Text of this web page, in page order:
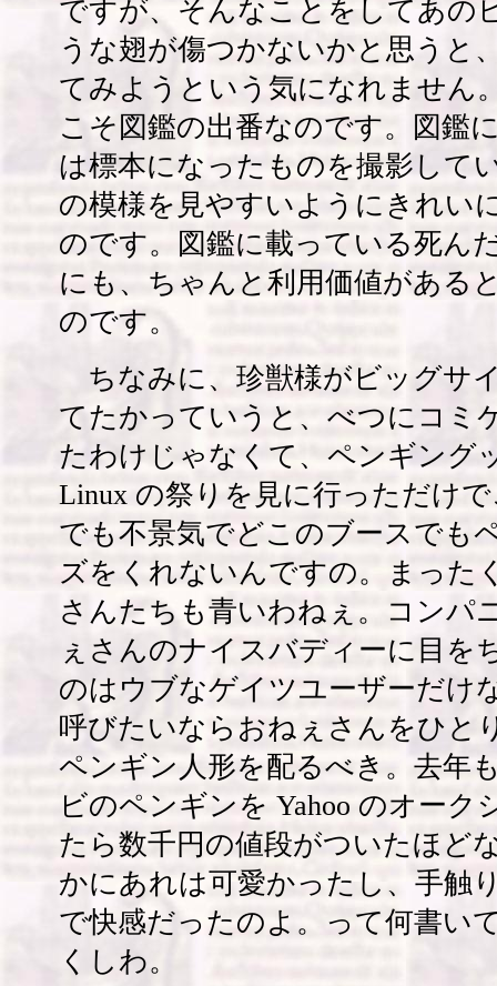
ですが、そんなことをしてあの
うな翅が傷つかないかと思うと
てみようという気になれません
こそ図鑑の出番なのです。図鑑
は標本になったものを撮影して
の模様を見やすいようにきれい
のです。図鑑に載っている死ん
にも、ちゃんと利用価値がある
のです。
ちなみに、珍獣様がビッグサ
てたかっていうと、べつにコミ
たわけじゃなくて、ペンギング
Linux の祭りを見に行っただけ
でも不景気でどこのブースでも
ズをくれないんですの。まった
さんたちも青いわねぇ。コンパ
ぇさんのナイスバディーに目を
のはウブなゲイツユーザーだけ
呼びたいならおねぇさんをひと
ペンギン人形を配るべき。去年
ビのペンギンを Yahoo のオーク
たら数千円の値段がついたほど
かにあれは可愛かったし、手触
で快感だったのよ。って何書い
くしわ。